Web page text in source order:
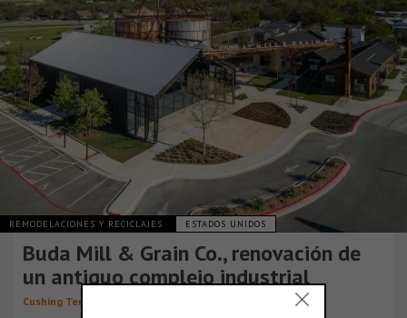
REMODELACIONES Y RECICLAJES ESTADOS UNIDOS
Buda Mill & Grain Co., renovación de
un antiguo complejo industrial
Cushing Terrell